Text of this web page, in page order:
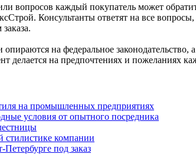
вопросов каждый покупатель может
Консультанты ответят на все
на федеральное законодательство,
делается на предпочтениях и пожеланиях
на промышленных предприятиях
условия от опытного посредника
стилистике компании
под заказ